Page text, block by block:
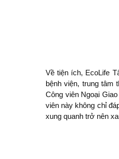
Về tiện ích, EcoLife
bệnh viện, trung
Công viên Ngoại
viên này không chỉ
xung quanh trở nên